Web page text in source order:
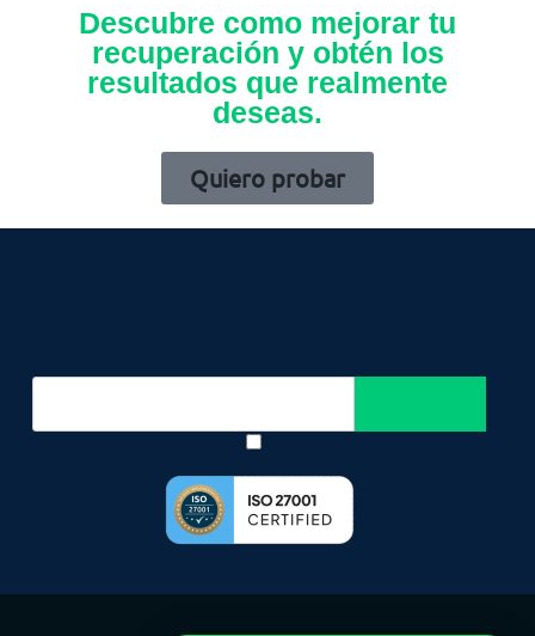
Descubre como mejorar tu
recuperación y obtén los
resultados que realmente
deseas.
Quiero probar